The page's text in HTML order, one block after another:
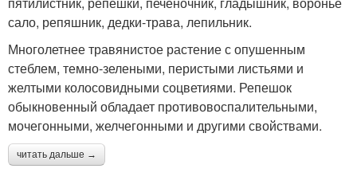
сало, репяшник, дедки-трава, лепильник.
Многолетнее травянистое растение с опушенным
стеблем, темно-зелеными, перистыми листьями и
желтыми колосовидными соцветиями. Репешок
обыкновенный обладает противовоспалительными,
мочегонными, желчегонными и другими свойствами.
читать дальше →